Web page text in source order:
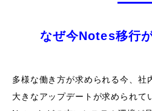
なぜ今Notes移行
多様な働き方が求められる今、社
大きなアップデートが求められて